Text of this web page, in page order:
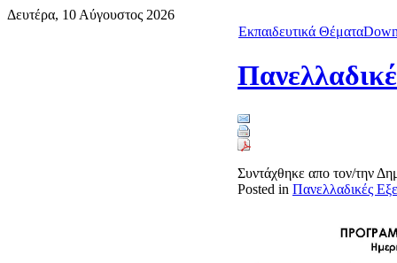
Δευτέρα, 10 Αύγουστος 2026
Εκπαιδευτικά Θέματα
Συντάχθηκε απο τον/την
Posted in Πανελλαδικές